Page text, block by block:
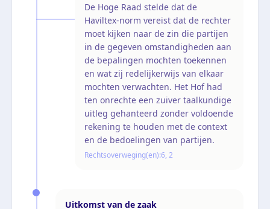
De Hoge Raad stelde dat de
Haviltex-norm vereist dat de rechter
moet kijken naar de zin die partijen
in de gegeven omstandigheden aan
de bepalingen mochten toekennen
en wat zij redelijkerwijs van elkaar
mochten verwachten. Het Hof had
ten onrechte een zuiver taalkundige
uitleg gehanteerd zonder voldoende
rekening te houden met de context
en de bedoelingen van partijen.
Rechtsoverweging(en):6, 2
Uitkomst van de zaak